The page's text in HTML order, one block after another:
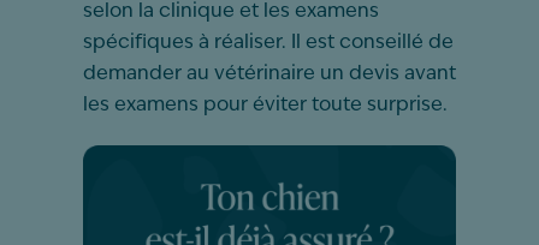
selon la clinique et les examens
spécifiques à réaliser. Il est conseillé de
demander au vétérinaire un devis avant
les examens pour éviter toute surprise.